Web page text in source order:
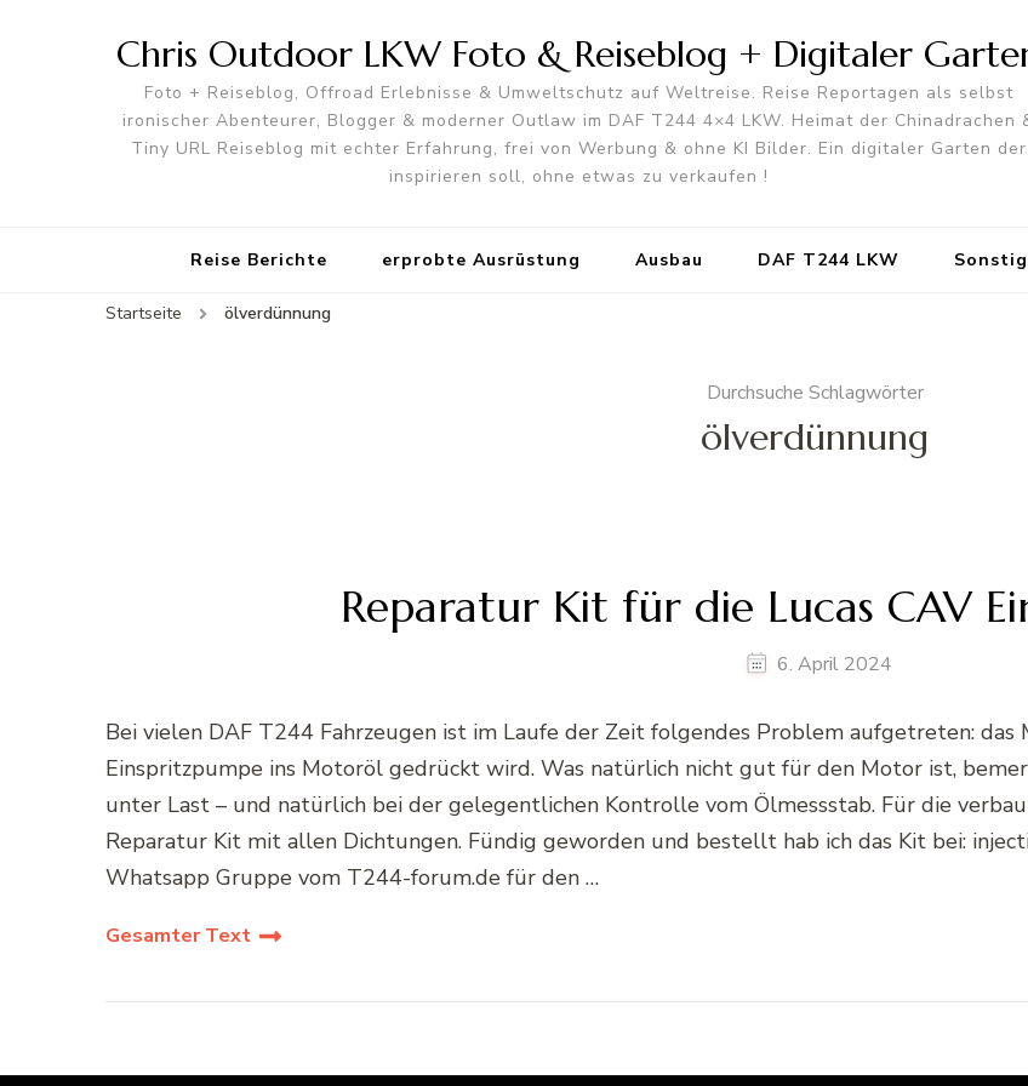
Chris Outdoor LKW Foto & Reiseblog + Digitaler
Foto + Reiseblog, Offroad Erlebnisse & Umweltschutz auf Weltreise. Reise Reportagen als selbst
ironischer Abenteurer, Blogger & moderner Outlaw im DAF T244 4×4 LKW. Heimat der Chinadrachen
Tiny URL Reiseblog mit echter Erfahrung, frei von Werbung & ohne KI Bilder. Ein digitaler Garten der
inspirieren soll, ohne etwas zu verkaufen !
Reise Berichte erprobte Ausrüstung Ausbau DAF T244 LKW
Startseite ölverdünnung
Durchsuche Schlagwörter
ölverdünnung
Reparatur Kit für die Lucas CAV
6. April 2024
Bei vielen DAF T244 Fahrzeugen ist im Laufe der Zeit folgendes Problem aufgetreten:
Einspritzpumpe ins Motoröl gedrückt wird. Was natürlich nicht gut für den Motor ist,
unter Last – und natürlich bei der gelegentlichen Kontrolle vom Ölmessstab. Für die
Reparatur Kit mit allen Dichtungen. Fündig geworden und bestellt hab ich das Kit bei:
Whatsapp Gruppe vom T244-forum.de für den …
Gesamter Text